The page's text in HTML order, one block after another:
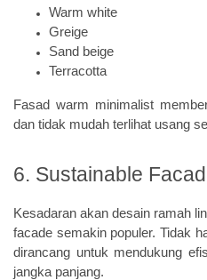
Warm white
Greige
Sand beige
Terracotta
Fasad warm minimalist
dan tidak mudah terlihat usang
6. Sustainable
Kesadaran akan desain ramah
facade semakin populer. Tidak
dirancang untuk mendukung
jangka panjang.